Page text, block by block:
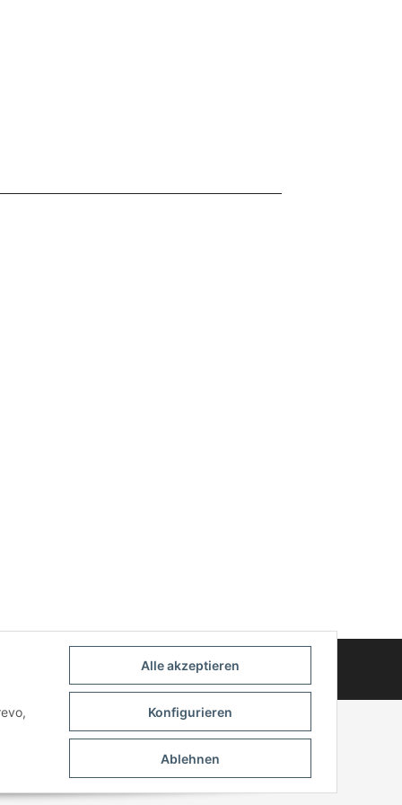
© 2025 myWheelz - Alle Rechte vorbehalten.
Handmade with Passion
Alle akzeptieren
Konfigurieren
Ablehnen